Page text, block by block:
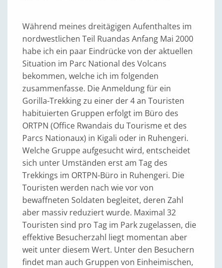
Während meines dreitägigen Aufenthaltes im
nordwestlichen Teil Ruandas Anfang Mai 2000
habe ich ein paar Eindrücke von der aktuellen
Situation im Parc National des Volcans
bekommen, welche ich im folgenden
zusammenfasse. Die Anmeldung für ein
Gorilla-Trekking zu einer der 4 an Touristen
habituierten Gruppen erfolgt im Büro des
ORTPN (Office Rwandais du Tourisme et des
Parcs Nationaux) in Kigali oder in Ruhengeri.
Welche Gruppe aufgesucht wird, entscheidet
sich unter Umständen erst am Tag des
Trekkings im ORTPN-Büro in Ruhengeri. Die
Touristen werden nach wie vor von
bewaffneten Soldaten begleitet, deren Zahl
aber massiv reduziert wurde. Maximal 32
Touristen sind pro Tag im Park zugelassen, die
effektive Besucherzahl liegt momentan aber
weit unter diesem Wert. Unter den Besuchern
findet man auch Gruppen von Einheimischen,